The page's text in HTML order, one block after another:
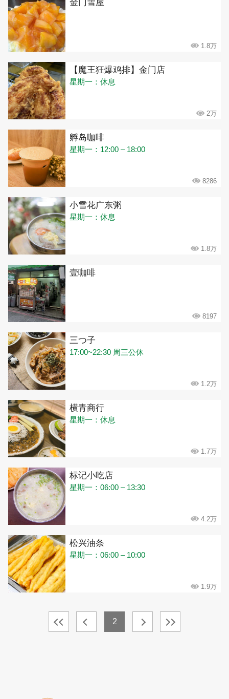
金门雪屋
1.8万
【魔王狂爆鸡排】金门店
星期一：休息
2万
孵岛咖啡
星期一：12:00 – 18:00
8286
小雪花广东粥
星期一：休息
1.8万
壹咖啡
8197
三つ子
17:00~22:30 周三公休
1.2万
横青商行
星期一：休息
1.7万
标记小吃店
星期一：06:00 – 13:30
4.2万
松兴油条
星期一：06:00 – 10:00
1.9万
2